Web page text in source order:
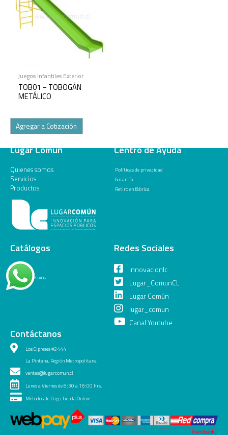
Juegos Infantiles Exterior
TOB01 – TOBOGÁN
METÁLICO
Agregar a Cotización
Lugar Común
Quienes somos
Servicios
Productos
Centro de Ayuda
Políticas de privacidad
Garantía
Retiro en fábrica
Catálogos
General
Juegos Inclusivos
Redes Sociales
innovacionlc
Lugar_ComunCL
Lugar Común
lugar_comun
Canal Youtube
Contáctanos
Los Cipreses #2444
La Pintana, Región Metropolitana
ventas@lugarcomun.cl
Lunes a Viernes de 8:30 a 18:00 hrs.
Métodos de Pago Tienda Online